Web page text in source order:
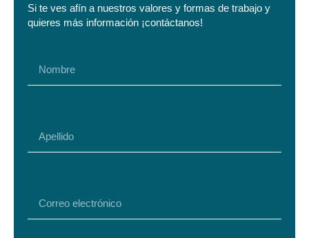
Si te ves afín a nuestros valores y formas de trabajo y
quieres más información ¡contáctanos!